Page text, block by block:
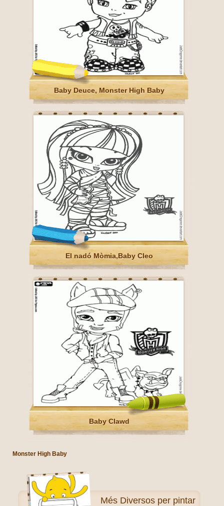
Baby Deuce, Monster High Baby
El nadó Mòmia,Baby Cleo
Baby Clawd
Monster High Baby
Més Diversos per pintar